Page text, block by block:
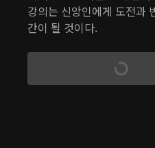
강의는 신앙인에게 도전과
간이 될 것이다.